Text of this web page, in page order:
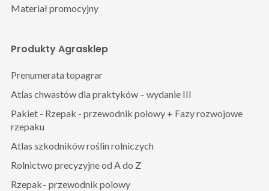
Produkty Agrasklep
Prenumerata topagrar
Atlas chwastów dla praktyków – wydanie III
Pakiet - Rzepak - przewodnik polowy + Fazy rozwojowe
rzepaku
Atlas szkodników roślin rolniczych
Rolnictwo precyzyjne od A do Z
Rzepak– przewodnik polowy
Materiał promocyjny